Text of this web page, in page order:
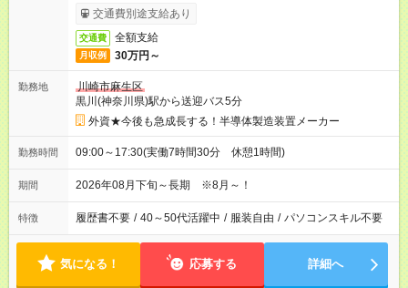
交通費別途支給あり
交通費 全額支給
月収例 30万円～
勤務地
川崎市麻生区
黒川(神奈川県)駅から送迎バス5分
外資★今後も急成長する！半導体製造装置メーカー
勤務時間 09:00～17:30(実働7時間30分 休憩1時間)
期間 2026年08月下旬～長期 ※8月～！
特徴 履歴書不要 / 40～50代活躍中 / 服装自由 / パソコンスキル不要
気になる！ 応募する 詳細へ